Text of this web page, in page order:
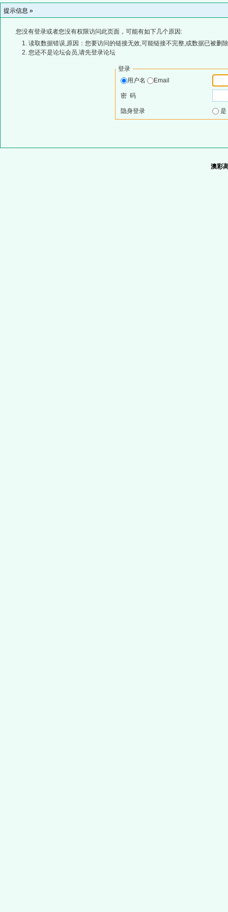
提示信息 »
您没有登录或者您没有权限访问此页面，可能有如下几个原因:
读取数据错误,原因：您要访问的链接无效,可能链接不完整,或数据已被删
您还不是论坛会员,请先登录论坛
登录
用户名
Email
密 码
隐身登录
澳彩